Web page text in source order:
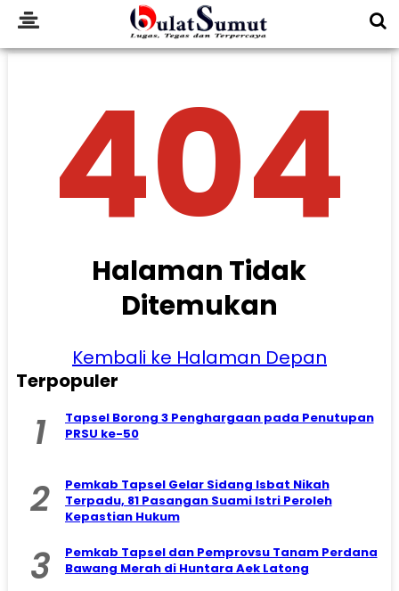
404
Halaman Tidak
Ditemukan
Kembali ke Halaman Depan
Terpopuler
1
Tapsel Borong 3 Penghargaan pada Penutupan
PRSU ke-50
2
Pemkab Tapsel Gelar Sidang Isbat Nikah
Terpadu, 81 Pasangan Suami Istri Peroleh
Kepastian Hukum
3
Pemkab Tapsel dan Pemprovsu Tanam Perdana
Bawang Merah di Huntara Aek Latong